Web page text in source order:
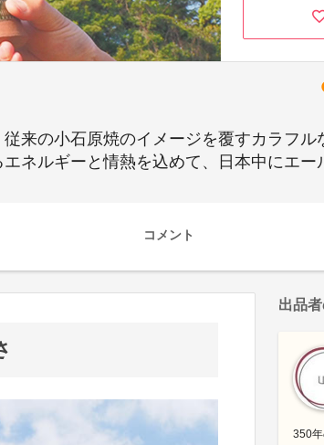
来の小石原焼のイメージを覆すカラフ
ネルギーと情熱を込めて、日本中にエー
コメント
出品
350